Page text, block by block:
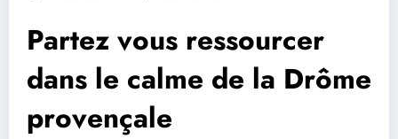
Partez vous ressourcer
dans le calme de la Drôme
provençale